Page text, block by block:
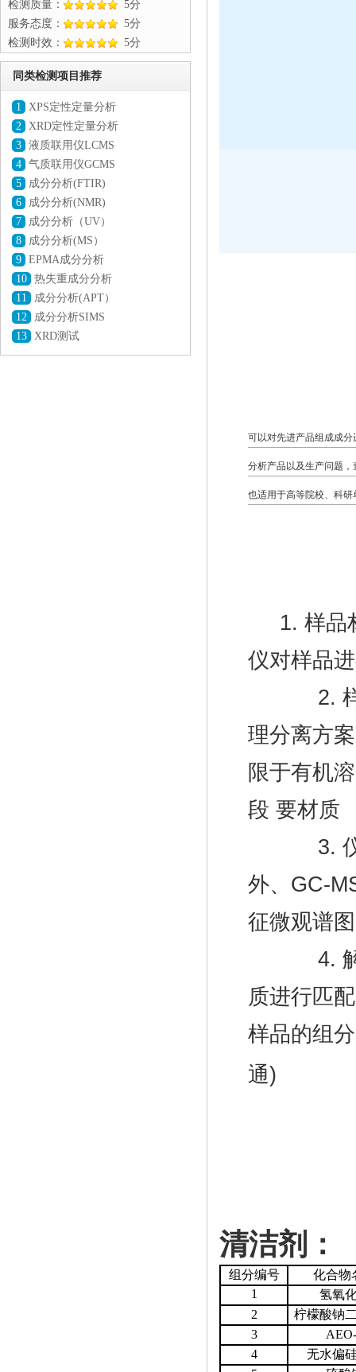
可以对先进产品组成成
分析产品以及生产问题
也适用于高等院校、科
1. 样品
仪对样
2. 样品
理分离方
限于有机
段
3. 仪器
外、GC-
征微观谱
4. 解谱:
质进行匹
样品的组
通)
清洁剂：
组分编号
化合物
1
氢氧
2
柠檬酸钠
3
4
无水偏
检测质量：
5分
服务态度：
5分
检测时效：
5分
同类检测项目推荐
1
XPS定性定量分析
2 XRD定性定量分析
3 液质联用仪LCMS
4 气质联用仪GCMS
5
成分分析(FTIR)
6
成分分析(NMR)
7
成分分析（UV）
8
成分分析(MS）
9 EPMA成分分析
10 热失重成分分析
11
成分分析(APT）
12
成分分析SIMS
13 XRD测试